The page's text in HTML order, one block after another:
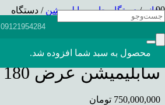
09121954284
محصول به سبد شما افزوده شد.
خانه/دستگاه چاپ سابلیمیشن / دستگاه
چاپ سابلیمیشن عرض 180
دستگاه چاپ
سابلیمیشن عرض 180
750,000,000 تومان